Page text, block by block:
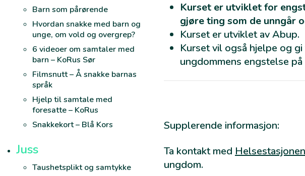
Barn som pårørende
Hvordan snakke med barn og
unge, om vold og overgrep?
6 videoer om samtaler med
barn – KoRus Sør
Filmsnutt – Å snakke barnas
språk
Hjelp til samtale med
foresatte – KoRus
Snakkekort – Blå Kors
Juss
Taushetsplikt og samtykke
Kurset er utviklet for
gjøre ting som de unngår
Kurset er utviklet av Abup.
Kurset vil også hjelpe og
ungdommens engstelse
Supplerende informasjon:
Ta kontakt med Helsestasjonen
ungdom.